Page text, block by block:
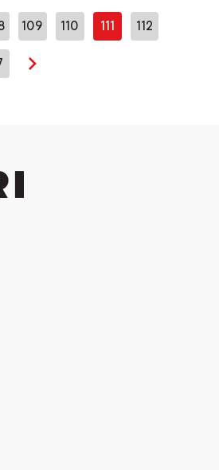
109 110 111 112
Seuraava sivu
Instagramissa
välilehdessä
Youtubessa
välilehdessä